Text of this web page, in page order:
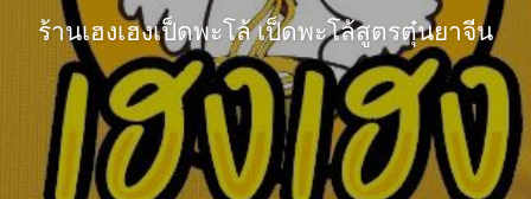
ร้านเฮงเฮงเป็ดพะโล้ เป็ดพะโล้สูตรตุ๋นยาจีน